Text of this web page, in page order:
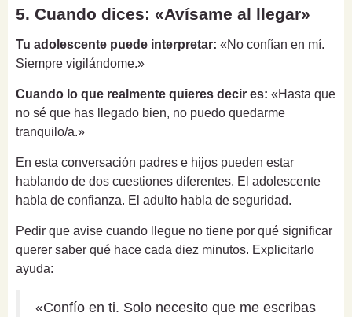
5. Cuando dices: «Avísame al llegar»
Tu adolescente puede interpretar: «No confían en mí.
Siempre vigilándome.»
Cuando lo que realmente quieres decir es: «Hasta que
no sé que has llegado bien, no puedo quedarme
tranquilo/a.»
En esta conversación padres e hijos pueden estar
hablando de dos cuestiones diferentes. El adolescente
habla de confianza. El adulto habla de seguridad.
Pedir que avise cuando llegue no tiene por qué significar
querer saber qué hace cada diez minutos. Explicitarlo
ayuda:
«Confío en ti. Solo necesito que me escribas